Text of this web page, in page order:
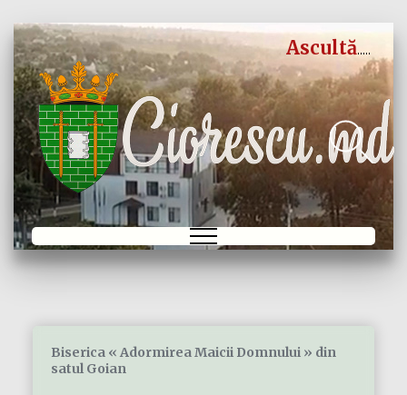
Ascultă
Biserica « Adormirea Maicii Domnului » din
satul Goian